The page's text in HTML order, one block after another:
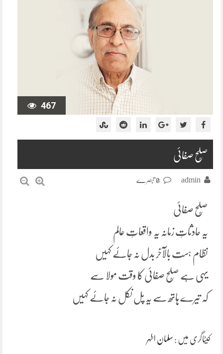
467
صُلح صفائی
admin
صُلح صفائی
یہ حادثاتِ زمانہ یہ واقعاتِ عالم
نظام ہست بالآخر بدل نہ جائے کہیں
یہی ہے صُلح صفائی کا وقت مولا سے
کہ تیرے ہاتھ سے یہ پل نکل نہ جائے کہیں
کیٹاگری میں : سلمان اطہر